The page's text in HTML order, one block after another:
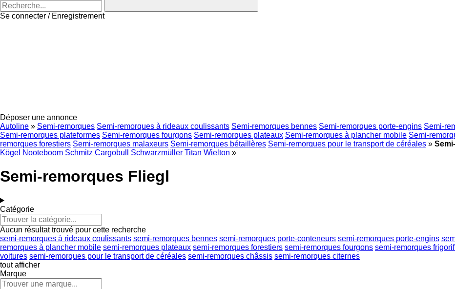
Se connecter / Enregistrement
Déposer une annonce
Autoline » Semi-remorques Semi-remorques à rideaux coulissants Semi-remorques bennes Semi-remorques porte-engins Semi-
Semi-remorques plateformes Semi-remorques fourgons Semi-remorques plateaux Semi-remorques à plancher mobile Semi-
remorques forestiers Semi-remorques malaxeurs Semi-remorques bétaillères Semi-remorques pour le transport de céréales »
Kögel Nooteboom Schmitz Cargobull Schwarzmüller Titan Wielton »
Semi-remorques Fliegl
Catégorie
Aucun résultat trouvé pour cette recherche
semi-remorques à rideaux coulissants semi-remorques bennes semi-remorques porte-conteneurs semi-remorques porte-engins
remorques à plancher mobile semi-remorques plateaux semi-remorques forestiers semi-remorques fourgons semi-remorques
voitures semi-remorques pour le transport de céréales semi-remorques châssis semi-remorques citernes
tout afficher
Marque